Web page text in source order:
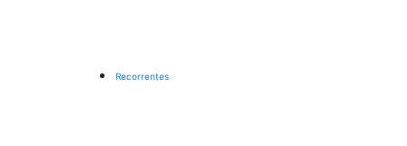
Recorrentes